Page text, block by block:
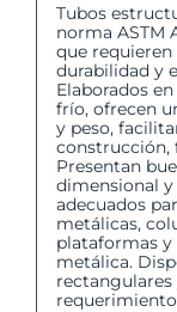
Tubos
norma ASTM
que
durabilidad y
Elaborados
frío, ofrecen
y peso,
construcción,
Presentan
dimensional y
adecuados
metálicas,
plataformas y
metálica.